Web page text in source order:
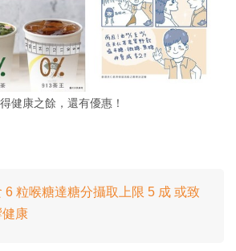
健康之餘，還有優惠！
6 粒喉糖達糖分攝取上限 5 成 或致
康